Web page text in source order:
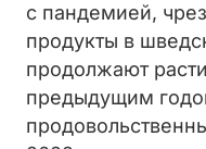
с пандемией,
продукты в
продолжают
предыдущим